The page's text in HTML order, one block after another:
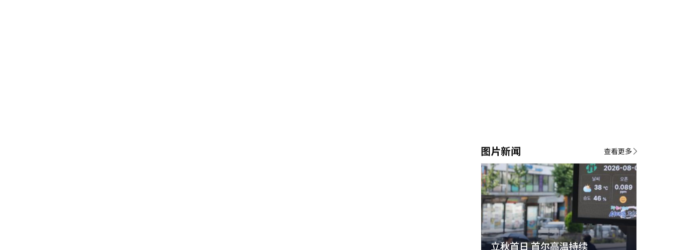
图片新闻
立秋首日 首尔高温持续
查看更多